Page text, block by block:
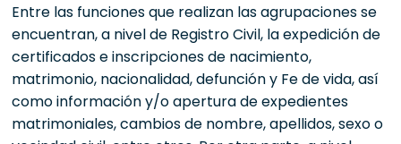
Entre las funciones que realizan las agrupaciones se
encuentran, a nivel de Registro Civil, la expedición de
certificados e inscripciones de nacimiento,
matrimonio, nacionalidad, defunción y Fe de vida, así
como información y/o apertura de expedientes
matrimoniales, cambios de nombre, apellidos, sexo o